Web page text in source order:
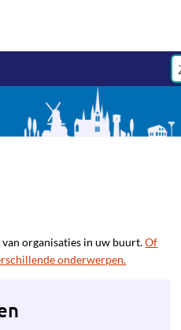
van organisaties in uw buurt.Of
onderwerpen.